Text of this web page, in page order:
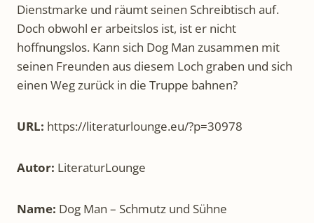
Dienstmarke und räumt seinen Schreibtisch auf.
Doch obwohl er arbeitslos ist, ist er nicht
hoffnungslos. Kann sich Dog Man zusammen mit
seinen Freunden aus diesem Loch graben und sich
einen Weg zurück in die Truppe bahnen?
URL: https://literaturlounge.eu/?p=30978
Autor: LiteraturLounge
Name: Dog Man – Schmutz und Sühne